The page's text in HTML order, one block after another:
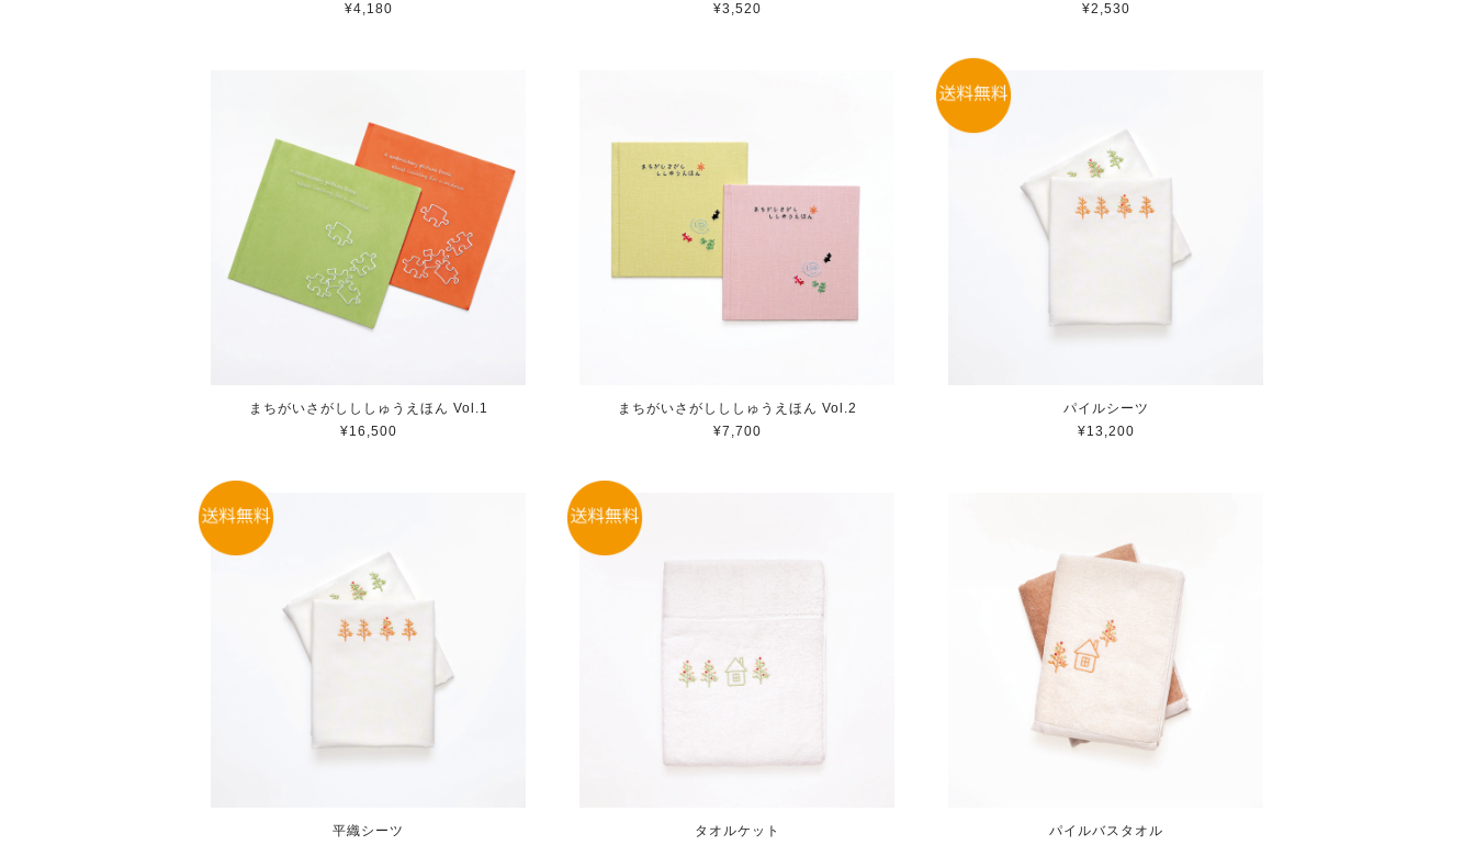
¥4,180
¥3,520
¥2,530
まちがいさがしししゅうえほん Vol.1
¥16,500
まちがいさがしししゅうえほん Vol.2
¥7,700
パイルシーツ
¥13,200
平織シーツ
タオルケット
パイルバスタオル